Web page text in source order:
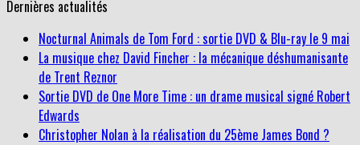
Dernières actualités
Nocturnal Animals de Tom Ford : sortie DVD & Blu-ray le 9 mai
La musique chez David Fincher : la mécanique déshumanisante
de Trent Reznor
Sortie DVD de One More Time : un drame musical signé Robert
Edwards
Christopher Nolan à la réalisation du 25ème James Bond ?